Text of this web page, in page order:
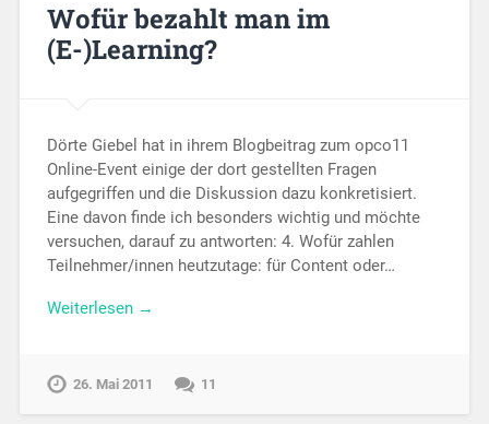
Wofür bezahlt man im
(E-)Learning?
Dörte Giebel hat in ihrem Blogbeitrag zum opco11
Online-Event einige der dort gestellten Fragen
aufgegriffen und die Diskussion dazu konkretisiert.
Eine davon finde ich besonders wichtig und möchte
versuchen, darauf zu antworten: 4. Wofür zahlen
Teilnehmer/innen heutzutage: für Content oder…
Weiterlesen →
26. Mai 2011 11